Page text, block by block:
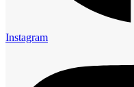
Instagram